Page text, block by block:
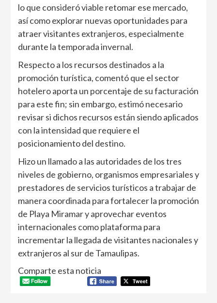
lo que consideró viable retomar ese mercado,
así como explorar nuevas oportunidades para
atraer visitantes extranjeros, especialmente
durante la temporada invernal.
Respecto a los recursos destinados a la
promoción turística, comentó que el sector
hotelero aporta un porcentaje de su facturación
para este fin; sin embargo, estimó necesario
revisar si dichos recursos están siendo aplicados
con la intensidad que requiere el
posicionamiento del destino.
Hizo un llamado a las autoridades de los tres
niveles de gobierno, organismos empresariales y
prestadores de servicios turísticos a trabajar de
manera coordinada para fortalecer la promoción
de Playa Miramar y aprovechar eventos
internacionales como plataforma para
incrementar la llegada de visitantes nacionales y
extranjeros al sur de Tamaulipas.
Comparte esta noticia